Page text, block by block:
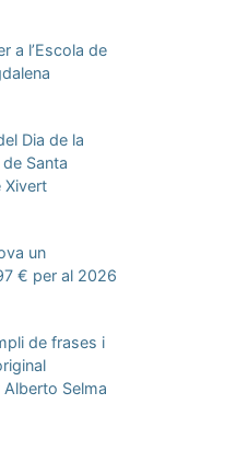
a l’Escola de
Dia de la
Santa
Xivert
un
€ per al 2026
de frases i
Selma